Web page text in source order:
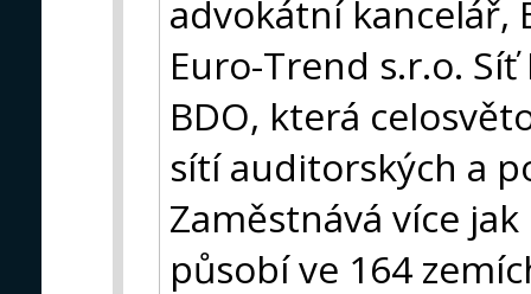
advokátní kancelář,
Euro-Trend s.r.o.
BDO, která
sítí auditorských a
Zaměstnává více
působí ve 164